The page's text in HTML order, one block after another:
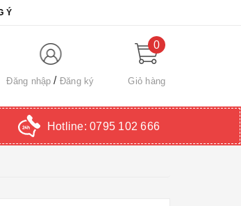
Đăng nhập Đăng ký
0
Giỏ hàng
Hotline: 0795 102 666